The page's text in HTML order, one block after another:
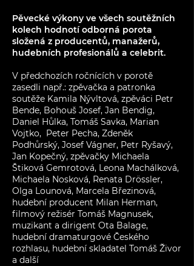
Pěvecké výkony ve všech soutěžních
kolech hodnotí odborná porota
složená z producentů, manažerů,
hudebních profesionálů a celebrit.
V předchozích ročnících v porotě
zasedli např.: zpěvačka a patronka
soutěže Kamila Nývltová, zpěváci Petr
Bende, Bohouš Josef, Jan Bendig,
Daniel Hůlka, Tomáš Savka, Marian
Vojtko, Peter Pecha, Zdeněk
Podhůrský, Josef Vágner, Petr Ryšavý,
Jan Kopečný, zpěvačky Michaela
Štiková Gemrotová, Leona Machálková,
Michaela Nosková, Renata Drössler,
Olga Lounová, Marcela Březinová,
hudební producent Milan Herman,
filmový režisér Tomáš Magnusek,
muzikant a dirigent Ota Balage,
hudební dramaturgové Českého
rozhlasu, hudební skladatel Tomáš Živor
a další